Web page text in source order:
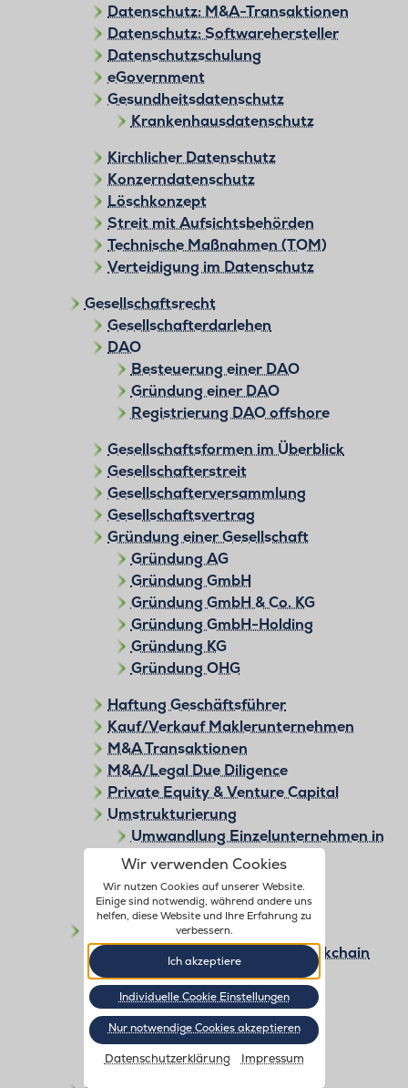
Wir verwenden Cookies
Wir nutzen Cookies auf unserer Website.
Einige sind notwendig, während andere uns
helfen, diese Website und Ihre Erfahrung zu
verbessern.
Ich akzeptiere
Individuelle Cookie Einstellungen
Nur notwendige Cookies akzeptieren
Datenschutzerklärung Impressum
Datenschutz: M&A-Transaktionen
Datenschutz: Softwarehersteller
Datenschutzschulung
eGovernment
Gesundheitsdatenschutz
Krankenhausdatenschutz
Kirchlicher Datenschutz
Konzerndatenschutz
Löschkonzept
Streit mit Aufsichtsbehörden
Technische Maßnahmen (TOM)
Verteidigung im Datenschutz
Gesellschaftsrecht
Gesellschafterdarlehen
DAO
Besteuerung einer DAO
Gründung einer DAO
Registrierung DAO offshore
Gesellschaftsformen im Überblick
Gesellschafterstreit
Gesellschafterversammlung
Gesellschaftsvertrag
Gründung einer Gesellschaft
Gründung AG
Gründung GmbH
Gründung GmbH & Co. KG
Gründung GmbH-Holding
Gründung KG
Gründung OHG
Haftung Geschäftsführer
Kauf/Verkauf Maklerunternehmen
M&A Transaktionen
M&A/Legal Due Diligence
Private Equity & Venture Capital
Umstrukturierung
Umwandlung Einzelunternehmen in
GmbH
Unternehmensbewertung
Gewerblicher Rechtsschutz
Geistiges Eigentum in der Blockchain
IP Due Diligence
Markenrecht
Markenschutz
Lizenzverträge